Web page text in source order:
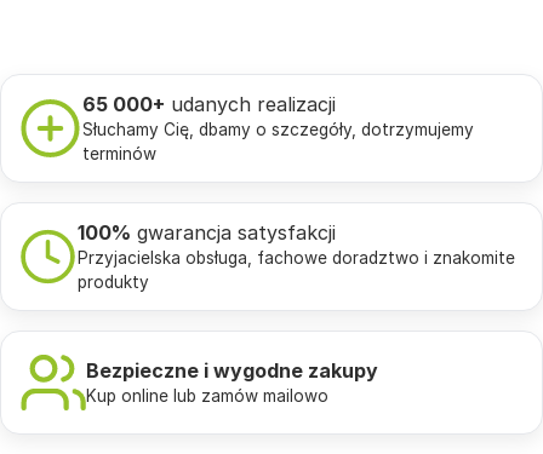
65 000+ udanych realizacji
Słuchamy Cię, dbamy o szczegóły, dotrzymujemy
terminów
100% gwarancja satysfakcji
Przyjacielska obsługa, fachowe doradztwo i znakomite
produkty
Bezpieczne i wygodne zakupy
Kup online lub zamów mailowo